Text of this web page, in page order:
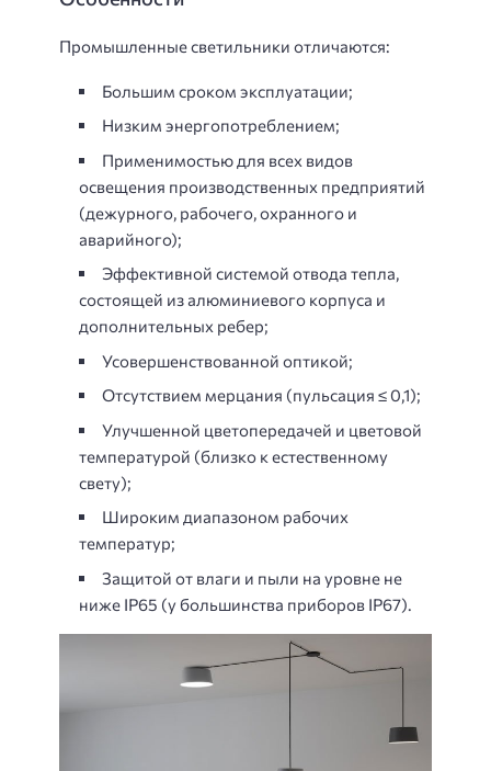
Промышленные светильники отличаются:
Большим сроком эксплуатации;
Низким энергопотреблением;
Применимостью для всех видов
освещения производственных предприятий
(дежурного, рабочего, охранного и
аварийного);
Эффективной системой отвода тепла,
состоящей из алюминиевого корпуса и
дополнительных ребер;
Усовершенствованной оптикой;
Отсутствием мерцания (пульсация ≤ 0,1);
Улучшенной цветопередачей и цветовой
температурой (близко к естественному
свету);
Широким диапазоном рабочих
температур;
Защитой от влаги и пыли на уровне не
ниже IP65 (у большинства приборов IP67).